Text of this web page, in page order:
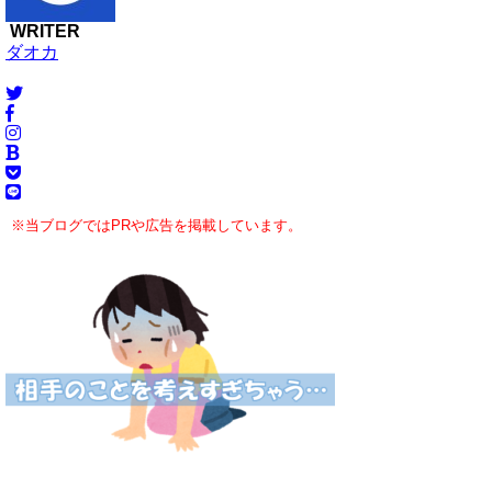
WRITER
ダオカ
※当ブログではPRや広告を掲載しています。